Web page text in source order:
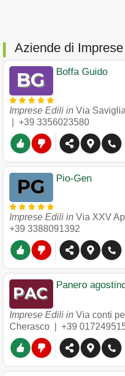
Aziende di
Boffa Guido
Imprese Edili in Via
+39 3356023580
Pio-Gen
Imprese Edili in Via XXV
+39 3388091392
Panero
Imprese Edili in Via conti
Cherasco
+39